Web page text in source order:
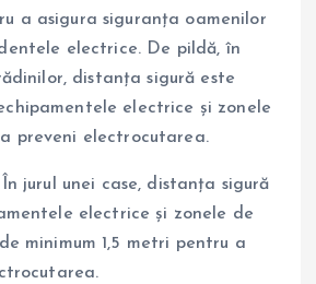
a asigura siguranța oamenilor
electrice. De pildă, în
distanța sigură este
electrice și zonele
preveni electrocutarea.
În jurul unei case, distanța sigură
electrice și zonele de
minimum 1,5 metri pentru a